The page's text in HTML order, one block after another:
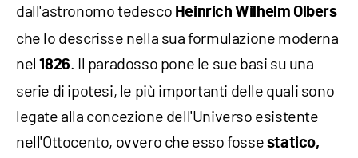
dall'astronomo tedesco Heinrich Wilhelm Olbers
che lo descrisse nella sua formulazione moderna
nel1826. Il paradosso pone le sue basi su una
serie di ipotesi, le più importanti delle quali sono
legate alla concezione dell'Universo esistente
nell'Ottocento, ovvero che esso fosse statico,